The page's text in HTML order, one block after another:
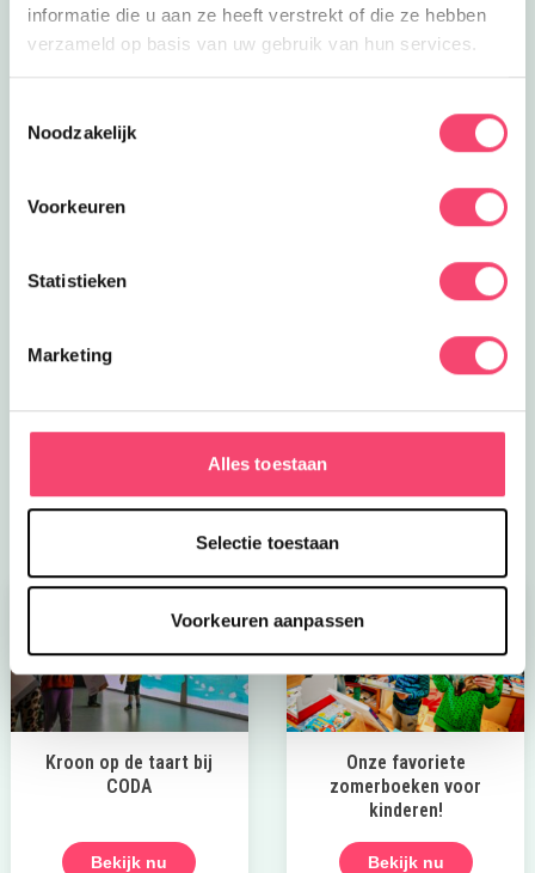
informatie die u aan ze heeft verstrekt of die ze hebben
verzameld op basis van uw gebruik van hun services.
Noodzakelijk
Voorkeuren
Statistieken
Marketing
Alles toestaan
Selectie toestaan
Voorkeuren aanpassen
ZOMERVAKANTIE!
van kindvriendelijke festivals tot verkoelende
Laat die zomer maar komen!
Kroon op de taart bij
CODA
Bekijk nu
Onze favoriete
zomerboeken voor
kinderen!
Bekijk nu